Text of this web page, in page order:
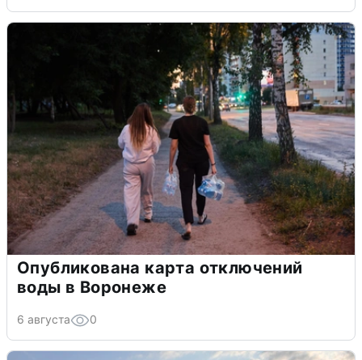
Опубликована карта отключений
воды в Воронеже
6 августа 0